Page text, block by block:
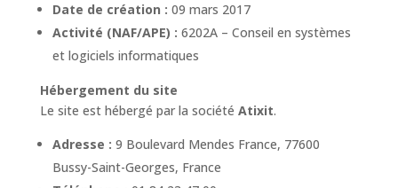
Date de création : 09 mars 2017
Activité (NAF/APE) : 6202A – Conseil en systèmes
et logiciels informatiques
Hébergement du site
Le site est hébergé par la société Atixit.
Adresse : 9 Boulevard Mendes France, 77600
Bussy-Saint-Georges, France